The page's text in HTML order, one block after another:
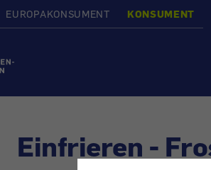
EUROPAKONSUMENT KONSUMENT
Einfrieren -